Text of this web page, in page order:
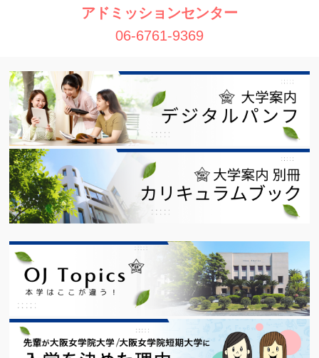
アドミッションセンター
06-6761-9369